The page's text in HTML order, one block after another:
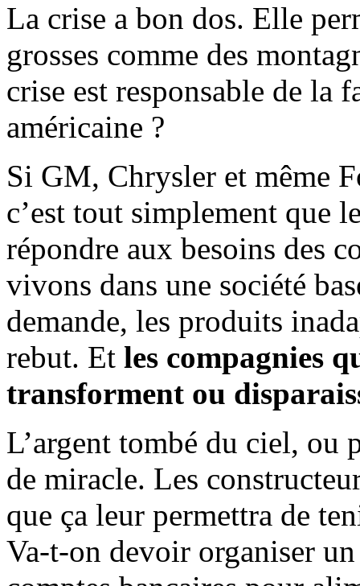
La crise a bon dos. Elle
grosses comme des
crise est responsable de la
américaine ?
Si GM, Chrysler et même
c’est tout simplement que
répondre aux besoins des
vivons dans une société
demande, les produits
rebut. Et les compagnies
transforment ou
L’argent tombé du ciel, ou
de miracle. Les
que ça leur permettra de
Va-t-on devoir organiser